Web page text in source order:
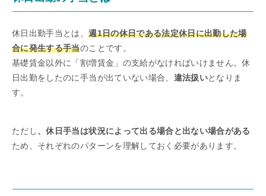
休日出勤手当とは、週1日の休日である法定休日に出勤した場
合に発生する手当のことです。
基礎賃金以外に「割増賃金」の支給がなければいけません。休
日出勤をしたのに手当が出ていない場合、 違法扱いとなりま
す。
ただし、休日手当は状況によって出る場合と出ない場合がある
ため、それぞれのパターンを理解しておく必要があります。